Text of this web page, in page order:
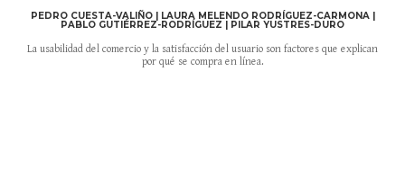
PEDRO CUESTA-VALIÑO | LAURA MELENDO RODRÍGUEZ-CARMONA |
PABLO GUTIÉRREZ-RODRÍGUEZ | PILAR YUSTRES-DURO
La usabilidad del comercio y la satisfacción del usuario son factores que explican
por qué se compra en línea.